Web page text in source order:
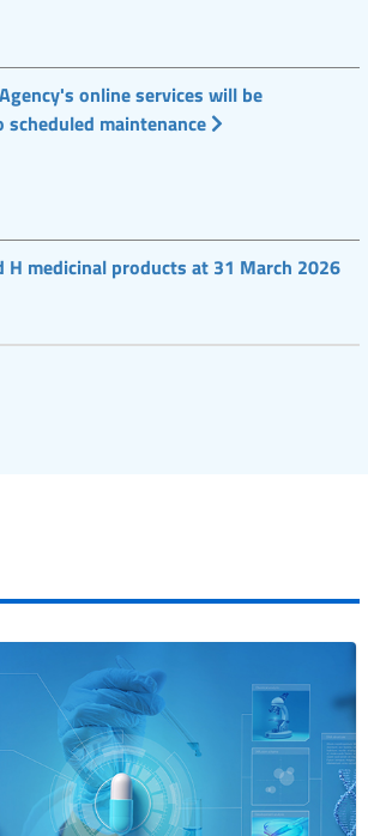
online services will be
scheduled maintenance
H medicinal products at 31 March 2026